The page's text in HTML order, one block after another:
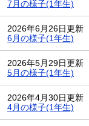
7月の様子(1年生)
2026年6月26日更新
6月の様子(1年生)
2026年5月29日更新
5月の様子(1年生)
2026年4月30日更新
4月の様子(1年生)